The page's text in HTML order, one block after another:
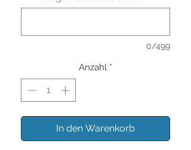
0/499
Anzahl *
In den Warenkorb